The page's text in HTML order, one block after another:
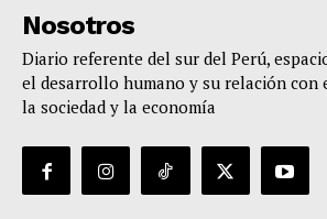
Nosotros
Diario referente del sur del Perú,
el desarrollo humano y su relación con
la sociedad y la economía